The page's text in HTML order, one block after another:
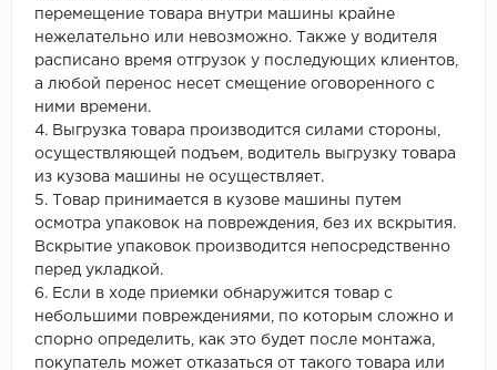
перемещение товара внутри машины крайне
нежелательно или невозможно. Также у водителя
расписано время отгрузок у последующих клиентов,
а любой перенос несет смещение оговоренного с
ними времени.
4. Выгрузка товара производится силами стороны,
осуществляющей подъем, водитель выгрузку товара
из кузова машины не осуществляет.
5. Товар принимается в кузове машины путем
осмотра упаковок на повреждения, без их вскрытия.
Вскрытие упаковок производится непосредственно
перед укладкой.
6. Если в ходе приемки обнаружится товар с
небольшими повреждениями, по которым сложно и
спорно определить, как это будет после монтажа,
покупатель может отказаться от такого товара или